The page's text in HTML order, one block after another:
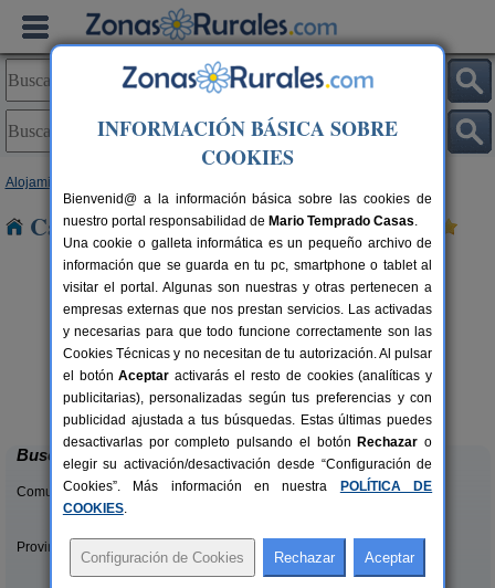
Alojamientos
Casas Rurales cerca de Vellisca
10-20+6 pers.
desde40 €
Casas Rurales El Pinar
El Picazo (Cuenca)
Buscar
Comunidades:
Provincias/Islas:
INFORMACIÓN BÁSICA SOBRE
COOKIES
Bienvenid@ a la información básica sobre las cookies de
nuestro portal responsabilidad de Mario Temprado Casas.
Una cookie o galleta informática es un pequeño archivo de
información que se guarda en tu pc, smartphone o tablet al
visitar el portal. Algunas son nuestras y otras pertenecen a
empresas externas que nos prestan servicios. Las activadas
y necesarias para que todo funcione correctamente son las
Cookies Técnicas y no necesitan de tu autorización. Al pulsar
el botónAceptar activarás el resto de cookies (analíticas y
publicitarias), personalizadas según tus preferencias y con
publicidad ajustada a tus búsquedas. Estas últimas puedes
desactivarlas por completo pulsando el botón Rechazar o
elegir su activación/desactivación desde “Configuración de
Cookies”. Más información en nuestra
POLÍTICA DE
COOKIES.